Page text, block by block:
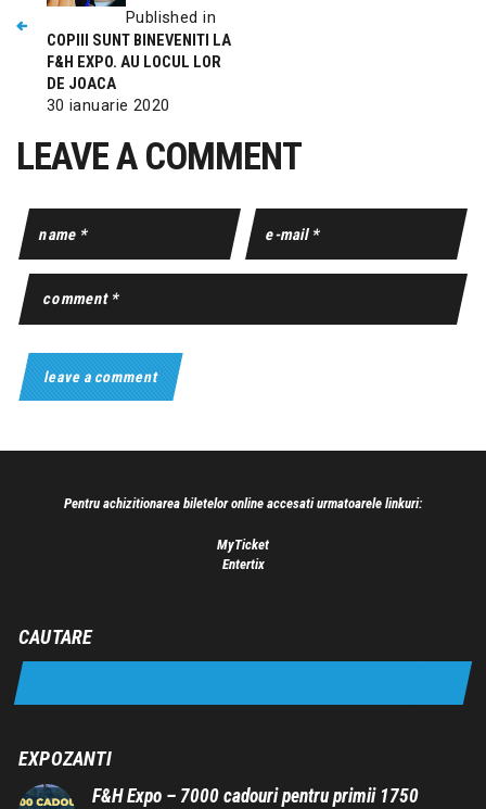
Published in
COPIII SUNT BINEVENITI LA
F&H EXPO. AU LOCUL LOR
DE JOACA
30 ianuarie 2020
LEAVE A COMMENT
Pentru achizitionarea biletelor online accesati urmatoarele linkuri:
MyTicket
Entertix
CAUTARE
EXPOZANTI
F&H Expo – 7000 cadouri pentru primii 1750